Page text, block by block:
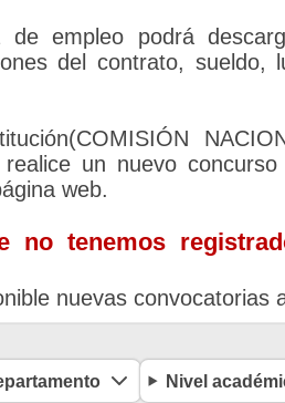
de empleo podrá
del contrato,
realice un nuevo
web.
no tenemos
nuevas convocatorias
Nivel